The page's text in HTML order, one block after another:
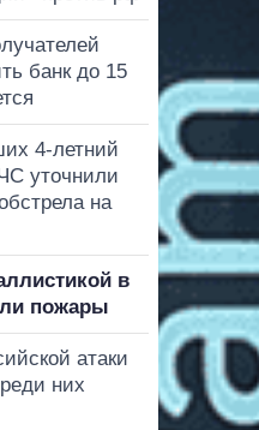
банк до 15
4-летний
уточнили
на
в
пожары
атаки
них